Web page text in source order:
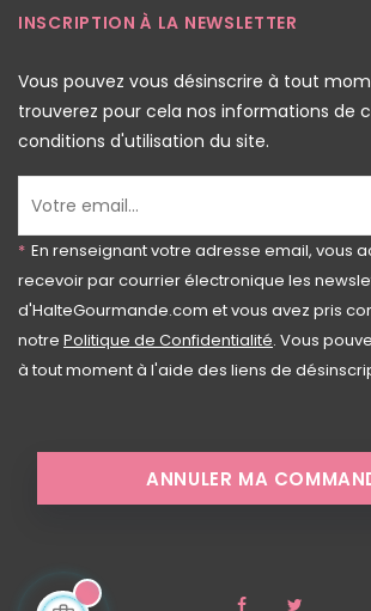
INSCRIPTION À LA NEWSLETTER
Vous pouvez vous désinscrire à tout
trouverez pour cela nos informations de
conditions d'utilisation du site.
* En renseignant votre adresse email, vous
recevoir par courrier électronique les
d'HalteGourmande.com et vous avez pris
notre Politique de Confidentialité. Vous
à tout moment à l'aide des liens de
ANNULER MA
Facebook